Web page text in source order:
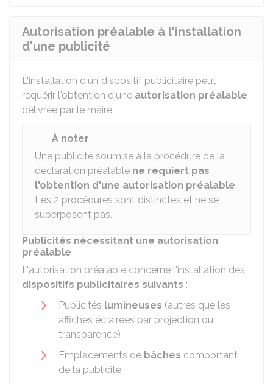
Autorisation préalable à l'installation
d'une publicité
L'installation d'un dispositif publicitaire peut
requérir l'obtention d'une autorisation préalable
délivrée par le maire.
À noter
Une publicité soumise à la procédure de la
déclaration préalable ne requiert pas
l'obtention d'une autorisation préalable.
Les 2 procédures sont distinctes et ne se
superposent pas.
Publicités nécessitant une autorisation
préalable
L'autorisation préalable concerne l'installation des
dispositifs publicitaires suivants :
Publicités lumineuses (autres que les
affiches éclairées par projection ou
transparence)
Emplacements de bâches comportant
de la publicité